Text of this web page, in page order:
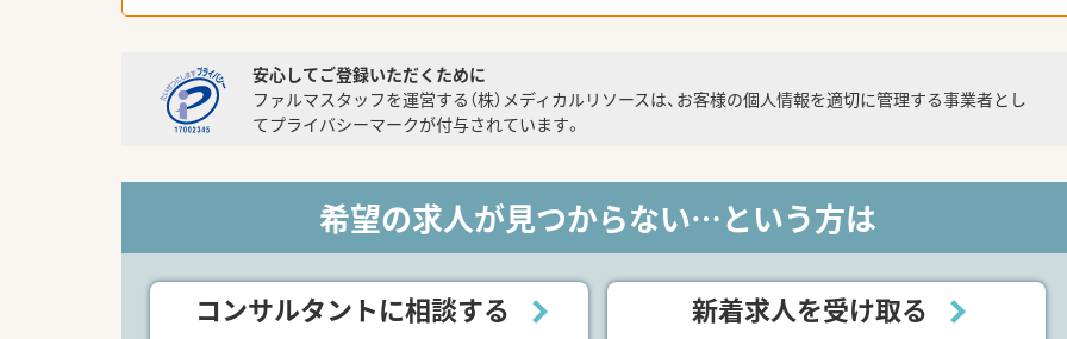
安心してご登録いただくために
ファルマスタッフを運営する（株）メディカルリソースは、お客様の個人情報を適切に管理する事業者とし
てプライバシーマークが付与されています。
希望の求人が見つからない…という方は
コンサルタントに相談する 新着求人を受け取る